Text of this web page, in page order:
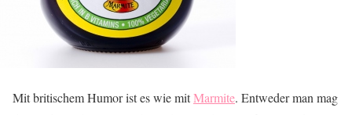
Mit britischem Humor ist es wie mitMarmite. Entweder man mag